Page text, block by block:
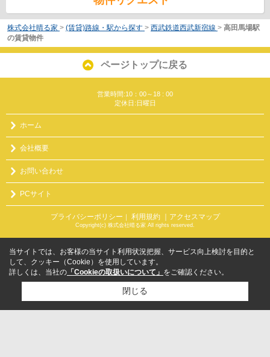
株式会社晴る家 > (賃貸)路線・駅から探す > 西武鉄道西武新宿線 > 高田馬場駅
の賃貸物件
ページトップに戻る
営業時間:10：00～18 : 00
定休日:日曜日
ホーム
会社概要
お問い合わせ
PCサイト
プライバシーポリシー ｜ 利用規約 ｜アクセスマップ
Copyright(c) 株式会社晴る家 All rights reserved.
当サイトでは、お客様の当サイト利用状況把握、サービス向上検討を目的と
して、クッキー（Cookie）を使用しています。
詳しくは、当社の 「Cookieの取扱いについて」 をご確認ください。
閉じる